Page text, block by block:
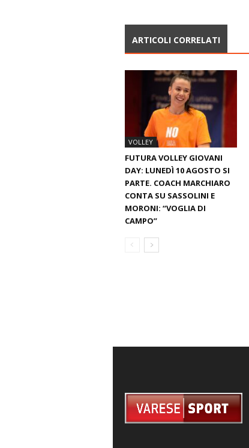
ARTICOLI CORRELATI
VOLLEY
FUTURA VOLLEY GIOVANI
DAY: LUNEDÌ 10 AGOSTO SI
PARTE. COACH MARCHIARO
CONTA SU SASSOLINI E
MORONI: “VOGLIA DI
CAMPO”